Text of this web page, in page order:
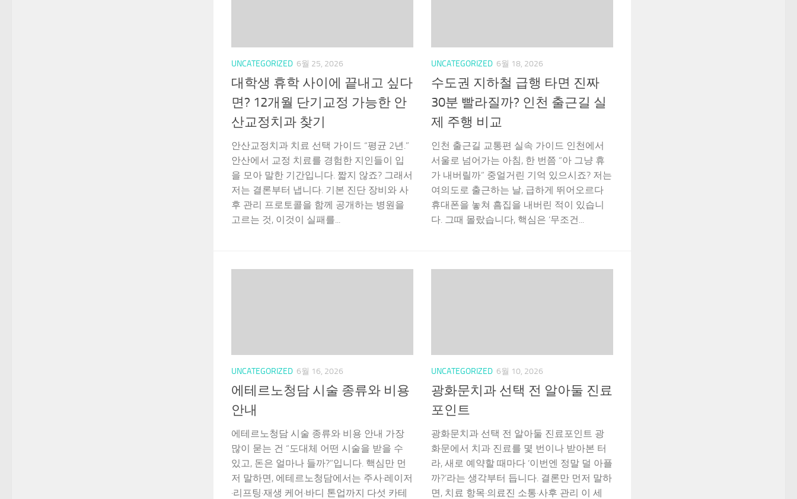
UNCATEGORIZED 6월 25, 2026
대학생 휴학 사이에 끝내고 싶다
면? 12개월 단기교정 가능한 안
산교정치과 찾기
안산교정치과 치료 선택 가이드 “평균 2년.”
안산에서 교정 치료를 경험한 지인들이 입
을 모아 말한 기간입니다. 짧지 않죠? 그래서
저는 결론부터 냅니다. 기본 진단 장비와 사
후 관리 프로토콜을 함께 공개하는 병원을
고르는 것, 이것이 실패를...
UNCATEGORIZED 6월 18, 2026
수도권 지하철 급행 타면 진짜
30분 빨라질까? 인천 출근길 실
제 주행 비교
인천 출근길 교통편 실속 가이드 인천에서
서울로 넘어가는 아침, 한 번쯤 “아 그냥 휴
가 내버릴까” 중얼거린 기억 있으시죠? 저는
여의도로 출근하는 날, 급하게 뛰어오르다
휴대폰을 놓쳐 흠집을 내버린 적이 있습니
다. 그때 몰랐습니다, 핵심은 ‘무조건...
UNCATEGORIZED 6월 16, 2026
에테르노청담 시술 종류와 비용
안내
에테르노청담 시술 종류와 비용 안내 가장
많이 묻는 건 “도대체 어떤 시술을 받을 수
있고, 돈은 얼마나 들까?”입니다. 핵심만 먼
저 말하면, 에테르노청담에서는 주사·레이저
·리프팅·재생 케어·바디 톤업까지 다섯 카테
UNCATEGORIZED 6월 10, 2026
광화문치과 선택 전 알아둘 진료
포인트
광화문치과 선택 전 알아둘 진료포인트 광
화문에서 치과 진료를 몇 번이나 받아본 터
라, 새로 예약할 때마다 ‘이번엔 정말 덜 아플
까?’라는 생각부터 듭니다. 결론만 먼저 말하
면, 치료 항목·의료진 소통·사후 관리 이 세